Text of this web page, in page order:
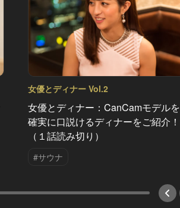
女優とディナー Vol.2
女優とディナー：CanCamモデルを
確実に口説けるディナーをご紹介！
（１話読み切り）
#サウナ